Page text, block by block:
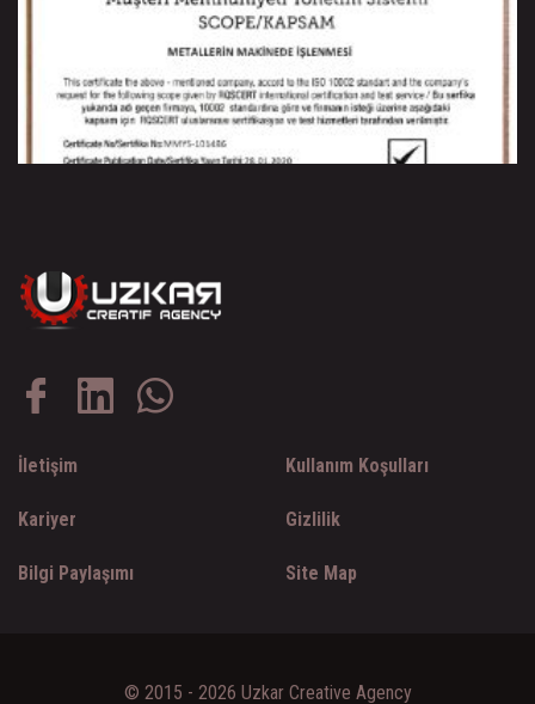
İletişim
Kariyer
Bilgi Paylaşımı
Kullanım Koşulları
Gizlilik
Site Map
© 2015 - 2026 Uzkar Creative Agency